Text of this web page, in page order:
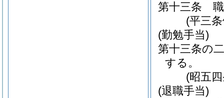
第十三条
(平三
(勤勉手当)
第十三条の二
する。
(昭五
(退職手当)